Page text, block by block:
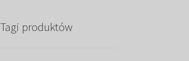
Tagi produktów